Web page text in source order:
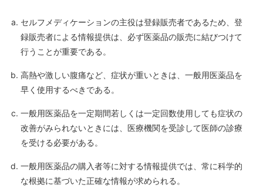
セルフメディケーションの主役は登録販売者であるため、登
録販売者による情報提供は、必ず医薬品の販売に結びつけて
行うことが重要である。
高熱や激しい腹痛など、症状が重いときは、一般用医薬品を
早く使用するべきである。
一般用医薬品を一定期間若しくは一定回数使用しても症状の
改善がみられないときには、医療機関を受診して医師の診療
を受ける必要がある。
一般用医薬品の購入者等に対する情報提供では、常に科学的
な根拠に基づいた正確な情報が求められる。